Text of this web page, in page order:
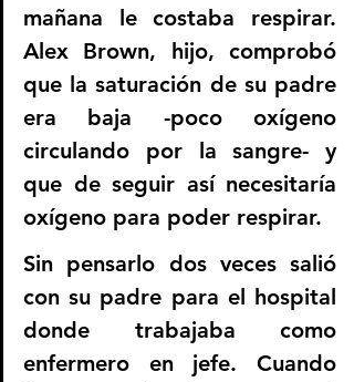
mañana le costaba respirar.
Alex Brown, hijo, comprobó
que la saturación de su padre
era baja -poco oxígeno
circulando por la sangre- y
que de seguir así necesitaría
oxígeno para poder respirar.
Sin pensarlo dos veces salió
con su padre para el hospital
donde trabajaba como
enfermero en jefe. Cuando